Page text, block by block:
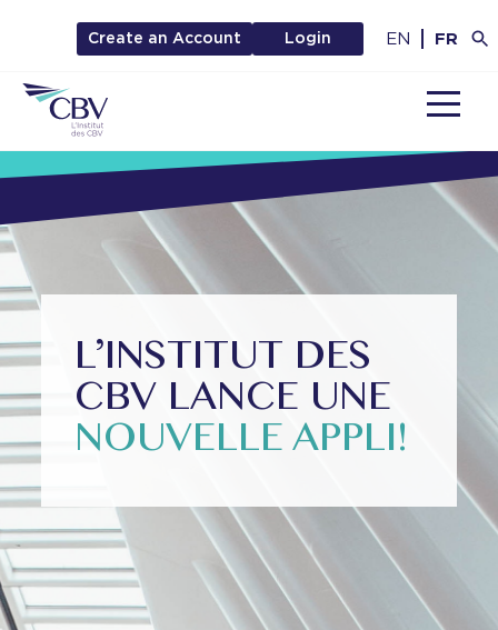
Create an Account Login EN FR
L’INSTITUT DES
CBV LANCE UNE
NOUVELLE APPLI!